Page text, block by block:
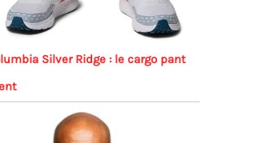
Silver Ridge : le cargo pant